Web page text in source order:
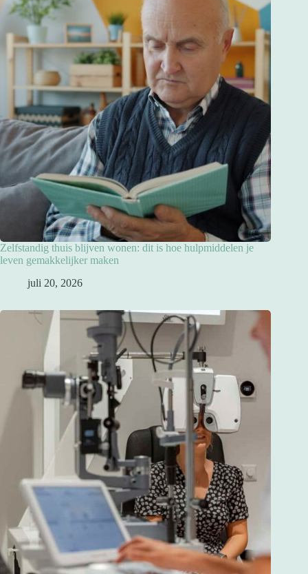
Zelfstandig thuis blijven wonen: dit is hoe hulpmiddelen je
leven gemakkelijker maken
juli 20, 2026